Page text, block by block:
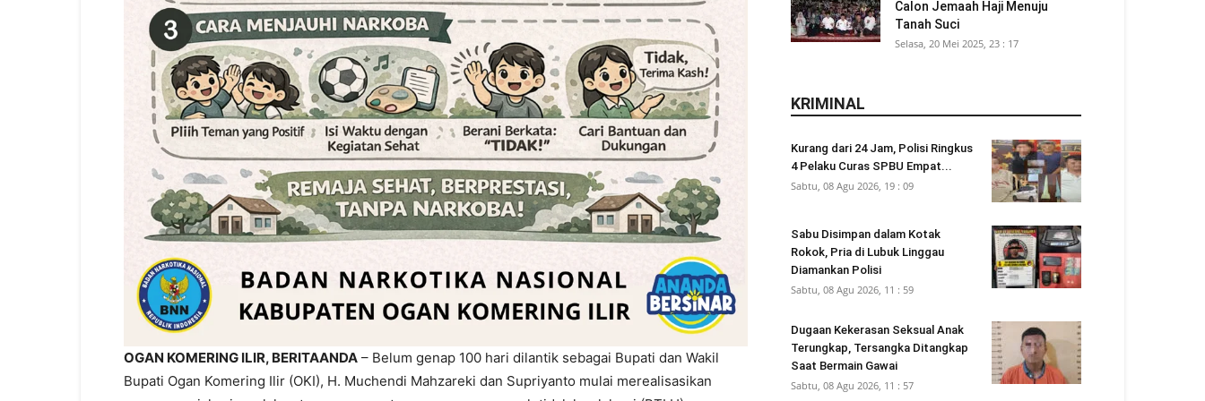
OGAN KOMERING ILIR, BERITAANDA – Belum genap 100 hari dilantik sebagai Bupati dan Wakil
Bupati Ogan Komering Ilir (OKI), H. Muchendi Mahzareki dan Supriyanto mulai merealisasikan
Calon Jemaah Haji Menuju
Tanah Suci
Selasa, 20 Mei 2025, 23 : 17
KRIMINAL
Kurang dari 24 Jam, Polisi Ringkus
4 Pelaku Curas SPBU Empat...
Sabtu, 08 Agu 2026, 19 : 09
Sabu Disimpan dalam Kotak
Rokok, Pria di Lubuk Linggau
Diamankan Polisi
Sabtu, 08 Agu 2026, 11 : 59
Dugaan Kekerasan Seksual Anak
Terungkap, Tersangka Ditangkap
Saat Bermain Gawai
Sabtu, 08 Agu 2026, 11 : 57